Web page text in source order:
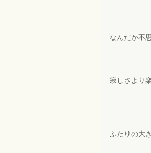
なんだか不
寂しさより
ふたりの大